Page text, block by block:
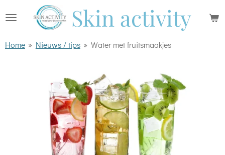
Skin activity
Home » Nieuws / tips » Water met fruitsmaakjes